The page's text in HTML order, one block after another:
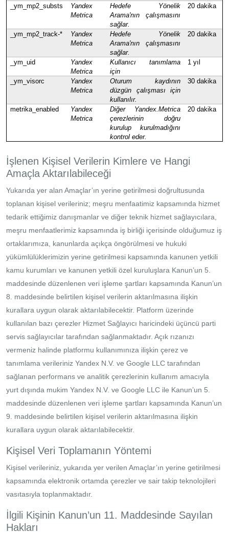
_ym_mp2_substs
Yandex
Metrica
Hedefe Yönelik
Arama'nın çalışmasını
sağlar.
20 dakika
_ym_mp2_track-*
Yandex
Metrica
Hedefe Yönelik
Arama'nın çalışmasını
sağlar.
20 dakika
_ym_uid
Yandex
Metrica
Kullanıcı tanımlama
için
1 yıl
_ym_visorc
Yandex
Metrica
Oturum kaydının
düzgün çalışması için
kullanılır.
30 dakika
metrika_enabled
Yandex
Metrica
Diğer Yandex.Metrica
çerezlerinin doğru
kurulup kurulmadığını
kontrol eder.
20 dakika
İşlenen Kişisel Verilerin Kimlere ve Hangi
Amaçla Aktarılabileceği
Yukarıda yer alan Amaçlar’ın yerine getirilmesi doğrultusunda
toplanan kişisel verileriniz; meşru menfaatimiz kapsamında hizmet
tedarik ettiğimiz danışmanlar ve diğer teknik hizmet sağlayıcılara,
meşru menfaatlerimiz kapsamında iş birliği içerisinde olduğumuz iş
ortaklarımıza, kanunlarda açıkça öngörülmesi ve hukuki
yükümlülüklerimizin yerine getirilmesi kapsamında kanunen yetkili
kamu kurumları ve kanunen yetkili özel kuruluşlara Kanun’un 5.
maddesinde düzenlenen veri işleme şartları kapsamında Kanun’un
8. maddesinde belirtilen kişisel verilerin aktarılmasına ilişkin
kurallara uygun olarak aktarılabilecektir. Platform üzerinde
kullanılan bazı çerezler Hizmet Sağlayıcı haricindeki üçüncü parti
servis sağlayıcılar tarafından sağlanmaktadır. Açık rızanızı
vermeniz halinde platformu kullanımınıza ilişkin çerez ve
tanımlama verileriniz Yandex N.V. ve Google LLC tarafından
sağlanan performans ve analitik çerezlerinin kullanım amacıyla
yurt dışında mukim Yandex N.V. ve Google LLC ile Kanun’un 5.
maddesinde düzenlenen veri işleme şartları kapsamında Kanun’un
9. maddesinde belirtilen kişisel verilerin aktarılmasına ilişkin
kurallara uygun olarak aktarılabilecektir.
Kişisel Veri Toplamanın Yöntemi
Kişisel verileriniz, yukarıda yer verilen Amaçlar’ın yerine getirilmesi
kapsamında elektronik ortamda çerezler ve sair takip teknolojileri
vasıtasıyla toplanmaktadır.
İlgili Kişinin Kanun’un 11. Maddesinde Sayılan
Hakları